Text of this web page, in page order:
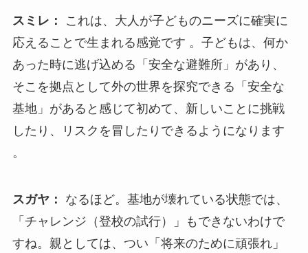
スミレ：
これは、大人が子どものニーズに確実に
応えることで生まれる感覚です 。子どもは、何か
あった時に逃げ込める「安全な避難所」があり、
そこを拠点として外の世界を探究できる「安全な
基地」があると感じて初めて、新しいことに挑戦
したり、リスクを冒したりできるようになります
。
スガヤ：
なるほど。基地が壊れている状態では、
「チャレンジ（登校の試行）」もできないわけで
すね。親としては、つい「将来のために頑張れ」